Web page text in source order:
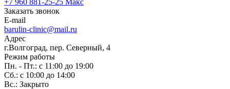
+7 960 881-25-25 Макс
Заказать звонок
E-mail
barulin-clinic@mail.ru
Адрес
г.Волгоград, пер. Северный, 4
Режим работы
Пн. - Пт.: с 11:00 до 19:00
Сб.: с 10:00 до 14:00
Вс.: Закрыто